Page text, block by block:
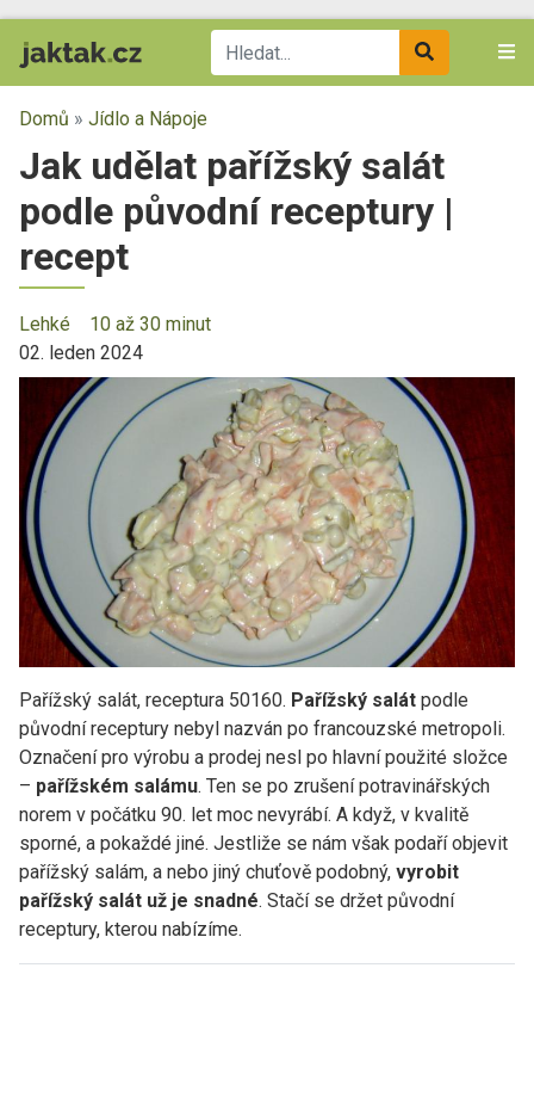
Domů » Jídlo a Nápoje
Jak udělat pařížský salát
podle původní receptury |
recept
Lehké
10 až 30 minut
02. leden 2024
Pařížský salát, receptura 50160. Pařížský salát podle
původní receptury nebyl nazván po francouzské metropoli.
Označení pro výrobu a prodej nesl po hlavní použité složce
– pařížském salámu. Ten se po zrušení potravinářských
norem v počátku 90. let moc nevyrábí. A když, v kvalitě
sporné, a pokaždé jiné. Jestliže se nám však podaří objevit
pařížský salám, a nebo jiný chuťově podobný, vyrobit
pařížský salát už je snadné. Stačí se držet původní
receptury, kterou nabízíme.